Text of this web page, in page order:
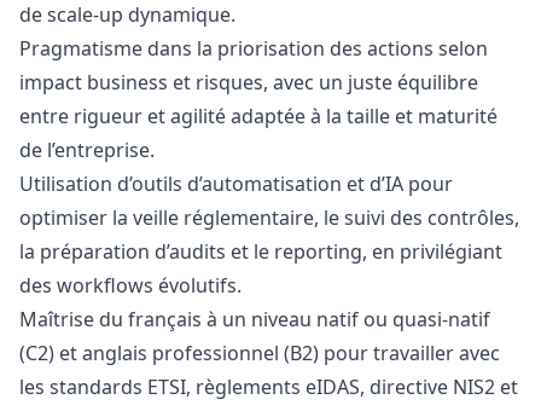
de scale-up dynamique.
Pragmatisme dans la priorisation des actions selon
impact business et risques, avec un juste équilibre
entre rigueur et agilité adaptée à la taille et maturité
de l’entreprise.
Utilisation d’outils d’automatisation et d’IA pour
optimiser la veille réglementaire, le suivi des contrôles,
la préparation d’audits et le reporting, en privilégiant
des workflows évolutifs.
Maîtrise du français à un niveau natif ou quasi-natif
(C2) et anglais professionnel (B2) pour travailler avec
les standards ETSI, règlements eIDAS, directive NIS2 et